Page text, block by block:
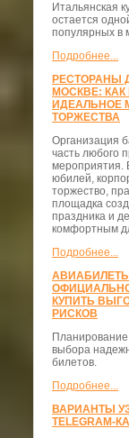
Итальянская
остается
популярных в
Подробнее...
РЕСТОРАНЫ
МОСКВЕ:
ИДЕАЛЬНОЕ
ТОРЖЕСТВА
Организация
часть любого
мероприятия.
юбилей,
торжество,
площадка
праздника и
комфортным
Подробнее...
КУПИТЬ
РИСКОВ
выбора
билетов.
Подробнее...
ВАРИАНТЫ
TELEGRAM-